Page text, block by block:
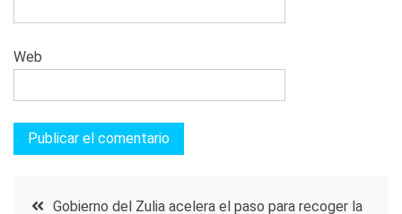
Web
Navegación
Gobierno del Zulia acelera el paso para recoger la